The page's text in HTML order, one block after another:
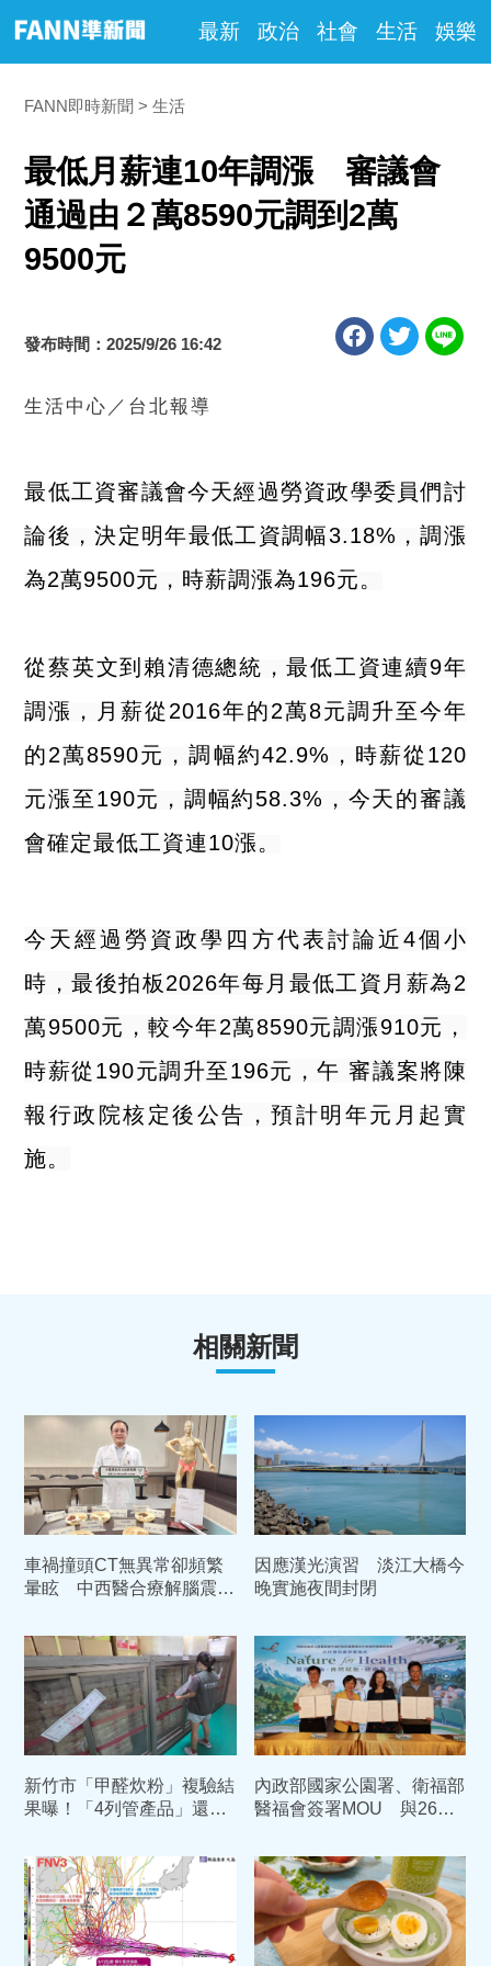
最新 政治 社會 生活 娛樂
FANN即時新聞 生活
最低月薪連10年調漲 審議會
通過由２萬8590元調到2萬
9500元
發布時間：2025/9/26 16:42
生活中心／台北報導
最低工資審議會今天經過勞資政學委員們討
論後，決定明年最低工資調幅3.18%，調漲
為2萬9500元，時薪調漲為196元。
從蔡英文到賴清德總統，最低工資連續9年
調漲，月薪從2016年的2萬8元調升至今年
的2萬8590元，調幅約42.9%，時薪從120
元漲至190元，調幅約58.3%，今天的審議
會確定最低工資連10漲。
今天經過勞資政學四方代表討論近4個小
時，最後拍板2026年每月最低工資月薪為2
萬9500元，較今年2萬8590元調漲910元，
時薪從190元調升至196元，午 審議案將陳
報行政院核定後公告，預計明年元月起實
施。
相關新聞
車禍撞頭CT無異常卻頻繁
暈眩 中西醫合療解腦震盪
因應漢光演習 淡江大橋今
晚實施夜間封閉
新竹市「甲醛炊粉」複驗結
果曝！「4列管產品」還是
內政部國家公園署、衛福部
醫福會簽署MOU 與26家